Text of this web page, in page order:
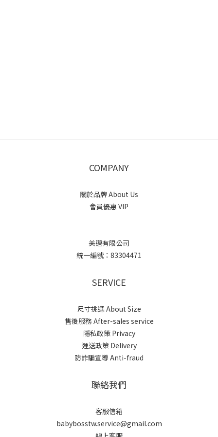
COMPANY
關於品牌 About Us
會員優惠 VIP
美邁有限公司
統一編號：83304471
SERVICE
尺寸挑選 About Size
售後服務 After-sales service
隱私政策 Privacy
運送政策 Delivery
防詐騙宣導 Anti-fraud
聯絡我們
客服信箱
babybosstw.service@gmail.com